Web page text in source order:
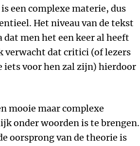
een complexe materie, dus
Het niveau van de tekst
men het een keer al heeft
verwacht dat critici (of lezers
iets voor hen zal zijn) hierdoor
mooie maar complexe
onder woorden is te brengen.
oorsprong van de theorie is